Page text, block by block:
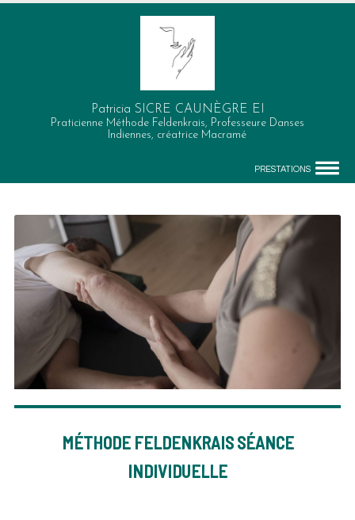
Patricia SICRE CAUNÈGRE EI
Praticienne Méthode Feldenkrais, Professeure Danses
Indiennes, créatrice Macramé
PRESTATIONS
MÉTHODE FELDENKRAIS SÉANCE
INDIVIDUELLE